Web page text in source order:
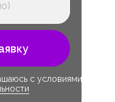
с условиями